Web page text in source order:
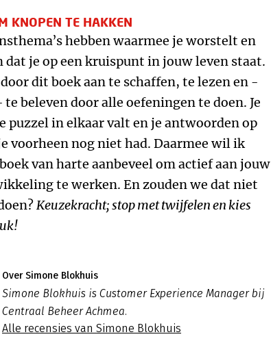
KNOPEN TE HAKKEN
hebben waarmee je worstelt en
dat je op een kruispunt in jouw leven staat.
dit boek aan te schaffen, te lezen en -
beleven door alle oefeningen te doen. Je
puzzel in elkaar valt en je antwoorden op
voorheen nog niet had. Daarmee wil ik
van harte aanbeveel om actief aan jouw
te werken. En zouden we dat niet
Keuzekracht; stop met twijfelen en kies
Over Simone Blokhuis
Simone Blokhuis is Customer Experience Manager bij
Centraal Beheer Achmea.
Alle recensies van Simone Blokhuis